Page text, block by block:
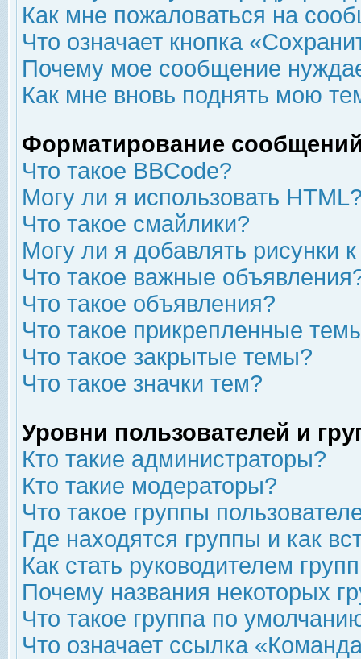
Как мне пожаловаться на
Что означает кнопка
Почему мое сообщение
Как мне вновь поднять мою
Форматирование
Что такое BBCode?
Могу ли я использовать
Что такое смайлики?
Могу ли я добавлять рисунки
Что такое важные
Что такое объявления?
Что такое прикрепленные
Что такое закрытые темы?
Что такое значки тем?
Уровни пользователей и
Кто такие администраторы?
Кто такие модераторы?
Что такое группы
Где находятся группы и как
Как стать руководителем
Почему названия некоторых
Что такое группа по
Что означает ссылка